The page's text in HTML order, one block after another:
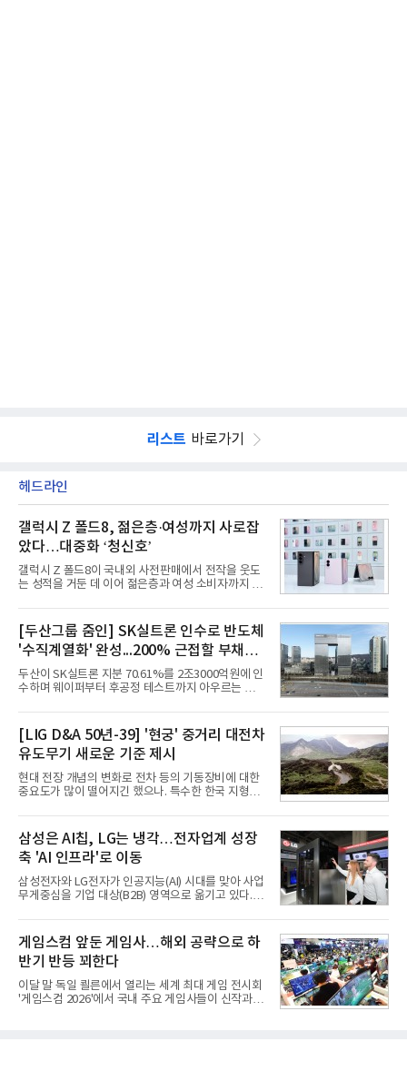
리스트 바로가기
헤드라인
갤럭시 Z 폴드8, 젊은층·여성까지 사로잡
았다…대중화 ‘청신호’
갤럭시 Z 폴드8이 국내외 사전판매에서 전작을 웃도
는 성적을 거둔 데 이어 젊은층과 여성 소비자까지 빠
산성을 앞세운 기존 폴드의 소비자층에서 벗어나 디
자인과 휴대성을 강화하면서 폴더블폰의 대중화를 본
격화하고 있다는 분석이 나온다.10일 카운터포인트
리서치에 따르면 갤럭시 Z8 시리즈의 글로벌 사전판
매량은 전작 대비 30% 이상 증가했다. 국내 사전판매
량은 전작 대비 39% 늘었고 유럽에서도 20% 이상
증가했다. 미국에서도 역대 폴드 시리즈 가운데 가장
폼팩터 변화가 영향
[두산그룹 줌인] SK실트론 인수로 반도체
'수직계열화' 완성...200% 근접할 부채비
율 부담
두산이 SK실트론 지분 70.61%를 2조3000억원에 인
수하며 웨이퍼부터 후공정 테스트까지 아우르는 반도
지난해 5742억원의 순손실을 내며 신용등급 하향검
토 대상에 올라 있다. 두산의 연결 기준 부채비율도 인
수금융 1조원을 가정할 경우 200%에 근접한 191%
까지 오를 것으로 신용평가사들은 추산하고 있다.10
일 금융감독원 전자공시와 업계 등에 따르면 ㈜두산
은 지난달 31일 이사회를 열고 SK㈜가 보유한 SK실
트론 지분 70.61%를 인수하는 주식매매계약(SPA)
다. 매각 대상 지분은 SK㈜가
[LIG D&A 50년-39] '현궁' 중거리 대전차
유도무기 새로운 기준 제시
현대 전장 개념의 변화로 전차 등의 기동장비에 대한
중요도가 많이 떨어지긴 했으나. 특수한 한국 지형을
로 평가되고 있다. 그러나 우리 군이 운용 중인 대전차
무기는 관통력과 유효사거리 모두 만족스럽지 못해
적 전차 파괴에 효과적이지 못했다. 특히 노후화된 대
전차 무기에 대한 군수지원이 미흡해 전력 발휘가 어
려웠다.따라서 부족한 사거리의 한계를 극복하고 아
군의 생존성을 극대화할 수 있는 대전차 유도무기 개
발이 절실했다.2007년부터 국방과학연구소(ADD) 주
국산화에 의
삼성은 AI칩, LG는 냉각…전자업계 성장
축 'AI 인프라'로 이동
삼성전자와 LG전자가 인공지능(AI) 시대를 맞아 사업
무게중심을 기업 대상(B2B) 영역으로 옮기고 있다.
접어든 가운데 삼성전자는 AI 반도체를 중심으로 데
이터센터 생태계 공략을 강화하고 LG전자는 냉각솔
루션·전장·로봇 등 기업용 솔루션 사업 확대에 속도를
내고 있다.9일 업계에 따르면 LG전자는 2분기 생활가
전과 프리미엄 제품 경쟁력에 더해 B2B 사업 확대 효
과로 수익성을 방어한 반면 삼성전자는 디바이스경험
(DX) 부문의 TV·생활가전 수익성이 악화됐다. 대신 삼
게임스컴 앞둔 게임사…해외 공략으로 하
반기 반등 꾀한다
이달 말 독일 쾰른에서 열리는 세계 최대 게임 전시회
'게임스컴 2026'에서 국내 주요 게임사들이 신작과 글